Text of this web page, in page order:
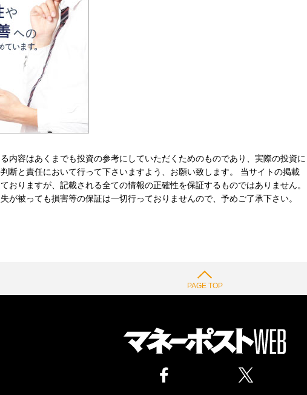
内容はあくまでも投資の参考にしていただくためのものであり、実際の投資に
断と責任において行って下さいますよう、お願い致します。 当サイトの掲載
おりますが、記載される全ての情報の正確性を保証するものではありません。
が被っても損害等の保証は一切行っておりませんので、予めご了承下さい。
PAGE TOP